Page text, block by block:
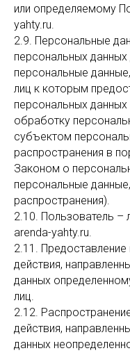
или определяемому
yahty.ru.
2.9. Персональные
персональных данных
персональные
лиц к которым
персональных данных
обработку
субъектом
распространения в
Законом о
персональные
распространения).
2.10. Пользователь –
arenda-yahty.ru.
2.11.
действия,
данных
лиц.
2.12.
действия,
данных